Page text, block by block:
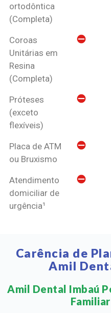
ortodôntica
(Completa)
Coroas
Unitárias em
Resina
(Completa)
Próteses
(exceto
flexíveis)
Placa de ATM
ou Bruxismo
Atendimento
domiciliar de
urgência¹
Carência de
Amil
Amil Dental Imbaú